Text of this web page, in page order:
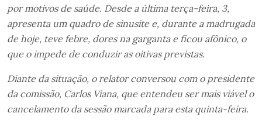
por motivos de saúde. Desde a última terça-feira, 3,
apresenta um quadro de sinusite e, durante a madrugada
de hoje, teve febre, dores na garganta e ficou afônico, o
que o impede de conduzir as oitivas previstas.
Diante da situação, o relator conversou com o presidente
da comissão, Carlos Viana, que entendeu ser mais viável o
cancelamento da sessão marcada para esta quinta-feira.